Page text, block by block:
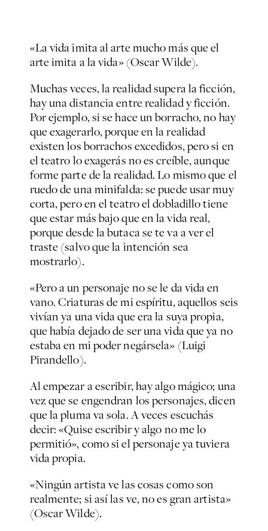
«La vida imita al arte mucho más que el
arte imita a la vida» (Oscar Wilde).
Muchas veces, la realidad supera la ficción,
hay una distancia entre realidad y ficción.
Por ejemplo, si se hace un borracho, no hay
que exagerarlo, porque en la realidad
existen los borrachos excedidos, pero si en
el teatro lo exagerás no es creíble, aunque
forme parte de la realidad. Lo mismo que el
ruedo de una minifalda: se puede usar muy
corta, pero en el teatro el dobladillo tiene
que estar más bajo que en la vida real,
porque desde la butaca se te va a ver el
traste (salvo que la intención sea
mostrarlo).
«Pero a un personaje no se le da vida en
vano. Criaturas de mi espíritu, aquellos seis
vivían ya una vida que era la suya propia,
que había dejado de ser una vida que ya no
estaba en mi poder negársela» (Luigi
Pirandello).
Al empezar a escribir, hay algo mágico; una
vez que se engendran los personajes, dicen
que la pluma va sola. A veces escuchás
decir: «Quise escribir y algo no me lo
permitió», como si el personaje ya tuviera
vida propia.
«Ningún artista ve las cosas como son
realmente; si así las ve, no es gran artista»
(Oscar Wilde).